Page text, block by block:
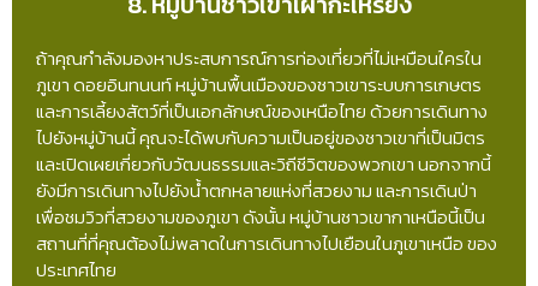
ถ้าคุณกำลังมองหาประสบการณ์การท่องเที่ยวที่ไม่เหมือนใครใน
ภูเขา ดอยอินทนนท์ หมู่บ้านพื้นเมืองของชาวเขาระบบการเกษตร
และการเลี้ยงสัตว์ที่เป็นเอกลักษณ์ของเหนือไทย ด้วยการเดินทาง
ไปยังหมู่บ้านนี้ คุณจะได้พบกับความเป็นอยู่ของชาวเขาที่เป็นมิตร
และเปิดเผยเกี่ยวกับวัฒนธรรมและวิถีชีวิตของพวกเขา นอกจากนี้
ยังมีการเดินทางไปยังน้ำตกหลายแห่งที่สวยงาม และการเดินป่า
เพื่อชมวิวที่สวยงามของภูเขา ดังนั้น หมู่บ้านชาวเขากาเหนือนี้เป็น
สถานที่ที่คุณต้องไม่พลาดในการเดินทางไปเยือนในภูเขาเหนือ ของ
ประเทศไทย